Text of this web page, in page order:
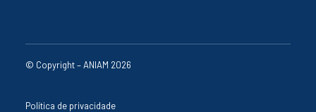
© Copyright – ANIAM 2026
Política de privacidade